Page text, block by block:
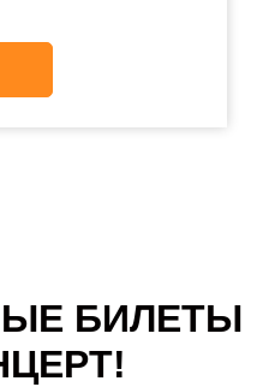
БИЛЕТЫ